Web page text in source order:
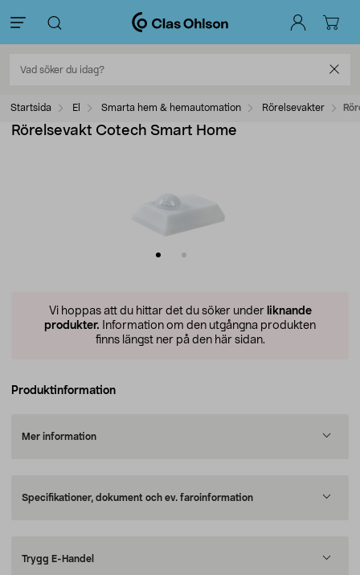
Startsida El Smarta hem & hemautomation Rörelsevakter
Rörelsevakt Cotech Smart Home
Vi hoppas att du hittar det du söker under liknande
produkter. Information om den utgångna produkten
finns längst ner på den här sidan.
Produktinformation
Mer information
Specifikationer, dokument och ev. faroinformation
Trygg E-Handel